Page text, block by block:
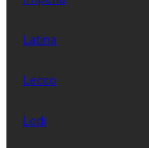
Latina
Lecco
Lodi